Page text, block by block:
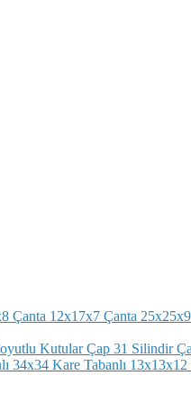
Çanta 12x17x7 Çanta
KutularÇap 31 Silindir
34x34 Kare Tabanlı 13x13x12